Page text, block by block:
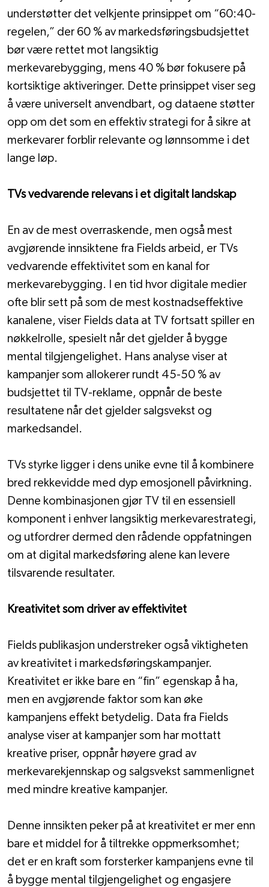
understøtter det velkjente prinsippet om “60:40-
regelen,” der 60 % av markedsføringsbudsjettet
bør være rettet mot langsiktig
merkevarebygging, mens 40 % bør fokusere på
kortsiktige aktiveringer. Dette prinsippet viser seg
å være universelt anvendbart, og dataene støtter
opp om det som en effektiv strategi for å sikre at
merkevarer forblir relevante og lønnsomme i det
lange løp.
TVs vedvarende relevans i et digitalt landskap
En av de mest overraskende, men også mest
avgjørende innsiktene fra Fields arbeid, er TVs
vedvarende effektivitet som en kanal for
merkevarebygging. I en tid hvor digitale medier
ofte blir sett på som de mest kostnadseffektive
kanalene, viser Fields data at TV fortsatt spiller en
nøkkelrolle, spesielt når det gjelder å bygge
mental tilgjengelighet. Hans analyse viser at
kampanjer som allokerer rundt 45-50 % av
budsjettet til TV-reklame, oppnår de beste
resultatene når det gjelder salgsvekst og
markedsandel.
TVs styrke ligger i dens unike evne til å kombinere
bred rekkevidde med dyp emosjonell påvirkning.
Denne kombinasjonen gjør TV til en essensiell
komponent i enhver langsiktig merkevarestrategi,
og utfordrer dermed den rådende oppfatningen
om at digital markedsføring alene kan levere
tilsvarende resultater.
Kreativitet som driver av effektivitet
Fields publikasjon understreker også viktigheten
av kreativitet i markedsføringskampanjer.
Kreativitet er ikke bare en “fin” egenskap å ha,
men en avgjørende faktor som kan øke
kampanjens effekt betydelig. Data fra Fields
analyse viser at kampanjer som har mottatt
kreative priser, oppnår høyere grad av
merkevarekjennskap og salgsvekst sammenlignet
med mindre kreative kampanjer.
Denne innsikten peker på at kreativitet er mer enn
bare et middel for å tiltrekke oppmerksomhet;
det er en kraft som forsterker kampanjens evne til
å bygge mental tilgjengelighet og engasjere